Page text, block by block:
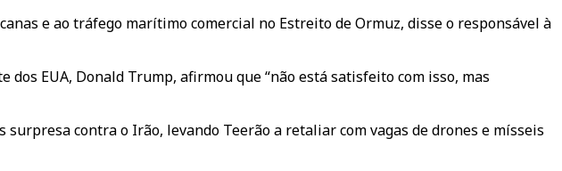
e ao tráfego marítimo comercial no Estreito de Ormuz, disse o responsável à
EUA, Donald Trump, afirmou que “não está satisfeito com isso, mas
contra o Irão, levando Teerão a retaliar com vagas de drones e mísseis